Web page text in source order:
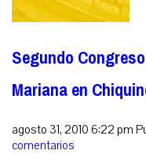
Segundo
Mariana en
agosto 31, 2010 6:22 pm
comentarios